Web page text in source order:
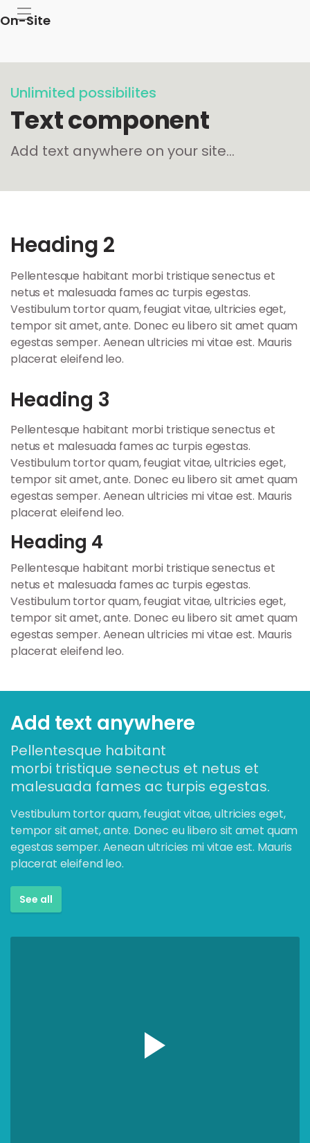
On-Site
Unlimited possibilites
Text component
Add text anywhere on your site...
Heading 2
Pellentesque habitant morbi tristique senectus et
netus et malesuada fames ac turpis egestas.
Vestibulum tortor quam, feugiat vitae, ultricies eget,
tempor sit amet, ante. Donec eu libero sit amet quam
egestas semper. Aenean ultricies mi vitae est. Mauris
placerat eleifend leo.
Heading 3
Pellentesque habitant morbi tristique senectus et
netus et malesuada fames ac turpis egestas.
Vestibulum tortor quam, feugiat vitae, ultricies eget,
tempor sit amet, ante. Donec eu libero sit amet quam
egestas semper. Aenean ultricies mi vitae est. Mauris
placerat eleifend leo.
Heading 4
Pellentesque habitant morbi tristique senectus et
netus et malesuada fames ac turpis egestas.
Vestibulum tortor quam, feugiat vitae, ultricies eget,
tempor sit amet, ante. Donec eu libero sit amet quam
egestas semper. Aenean ultricies mi vitae est. Mauris
placerat eleifend leo.
Add text anywhere
Pellentesque habitant
morbi tristique senectus et netus et
malesuada fames ac turpis egestas.
Vestibulum tortor quam, feugiat vitae, ultricies eget,
tempor sit amet, ante. Donec eu libero sit amet quam
egestas semper. Aenean ultricies mi vitae est. Mauris
placerat eleifend leo.
See all